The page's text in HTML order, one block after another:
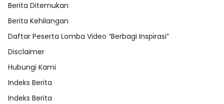
Berita Ditemukan
Berita Kehilangan
Daftar Peserta Lomba Video “Berbagi Inspirasi”
Disclaimer
Hubungi Kami
Indeks Berita
Indeks Berita